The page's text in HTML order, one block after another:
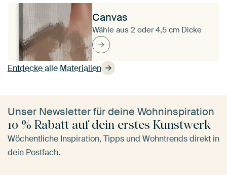
Entdecke alle Materialien
Canvas
Wähle aus 2 oder 4,5 cm Dicke
Unser Newsletter für deine Wohninspiration
10 % Rabatt auf dein erstes Kunstwerk
Wöchentliche Inspiration, Tipps und Wohntrends direkt in
dein Postfach.